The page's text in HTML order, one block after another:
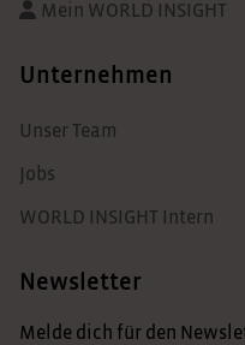
Mein WORLD INSIGHT
Unternehmen
Unser Team
Jobs
WORLD INSIGHT Intern
Newsletter
Melde dich für den